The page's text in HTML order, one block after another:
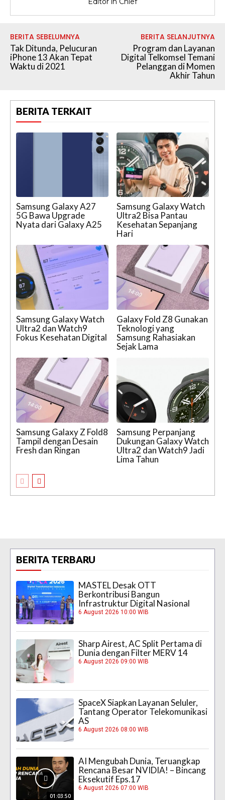
BERITA SEBELUMNYA
Tak Ditunda, Pelucuran
iPhone 13 Akan Tepat
Waktu di 2021
BERITA SELANJUTNYA
Program dan Layanan
Digital Telkomsel Temani
Pelanggan di Momen
Akhir Tahun
BERITA TERKAIT
Samsung Galaxy A27
5G Bawa Upgrade
Nyata dari Galaxy A25
Samsung Galaxy Watch
Ultra2 Bisa Pantau
Kesehatan Sepanjang
Hari
Samsung Galaxy Watch
Ultra2 dan Watch9
Fokus Kesehatan Digital
Galaxy Fold Z8 Gunakan
Teknologi yang
Samsung Rahasiakan
Sejak Lama
Samsung Galaxy Z Fold8
Tampil dengan Desain
Fresh dan Ringan
Samsung Perpanjang
Dukungan Galaxy Watch
Ultra2 dan Watch9 Jadi
Lima Tahun
BERITA TERBARU
MASTEL Desak OTT
Berkontribusi Bangun
Infrastruktur Digital Nasional
6 August 2026 10:00 WIB
Sharp Airest, AC Split Pertama di
Dunia dengan Filter MERV 14
6 August 2026 09:00 WIB
SpaceX Siapkan Layanan Seluler,
Tantang Operator Telekomunikasi
AS
6 August 2026 08:00 WIB
01:03:50
AI Mengubah Dunia, Teruangkap
Rencana Besar NVIDIA! – Bincang
Eksekutif Eps.17
6 August 2026 07:00 WIB